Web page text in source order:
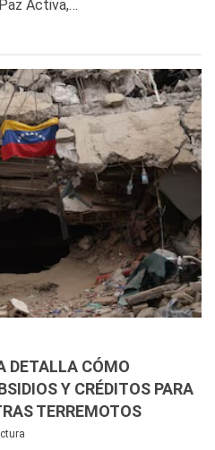
Activa,…
DETALLA CÓMO
Y CRÉDITOS PARA
TERREMOTOS